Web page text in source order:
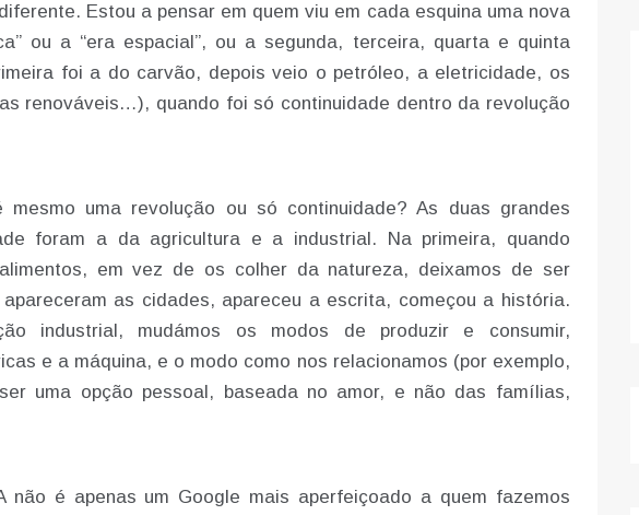
Estou a pensar em quem viu em cada esquina uma nova
ou a “era espacial”, ou a segunda, terceira, quarta e quinta
foi a do carvão, depois veio o petróleo, a eletricidade, os
renováveis…), quando foi só continuidade dentro da revolução
uma revolução ou só continuidade? As duas grandes
foram a da agricultura e a industrial. Na primeira, quando
em vez de os colher da natureza, deixamos de ser
as cidades, apareceu a escrita, começou a história.
industrial, mudámos os modos de produzir e consumir,
e a máquina, e o modo como nos relacionamos (por exemplo,
uma opção pessoal, baseada no amor, e não das famílias,
não é apenas um Google mais aperfeiçoado a quem fazemos